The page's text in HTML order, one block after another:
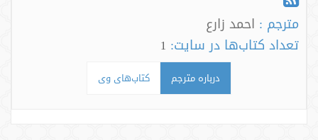
مترجم : احمد زارع
تعداد کتاب‌ها در سایت: 1
درباره مترجم کتاب‌های وی